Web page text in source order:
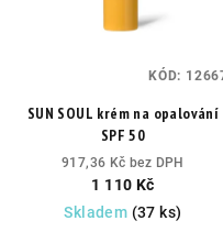
SUN SOUL krém na opalování
SPF 50
917,36 Kč bez DPH
1 110 Kč
Skladem (37 ks)
KÓD: